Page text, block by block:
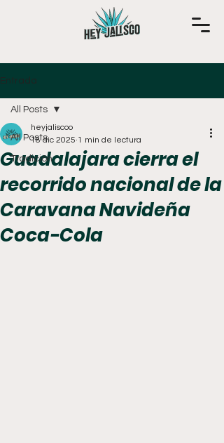
Entrada
All Posts
Tradición
All Posts
Guadalajara cierra el
recorrido nacional de la
Caravana Navideña
Coca-Cola
heyjaliscoo
18 dic 2025 1 min de lectura